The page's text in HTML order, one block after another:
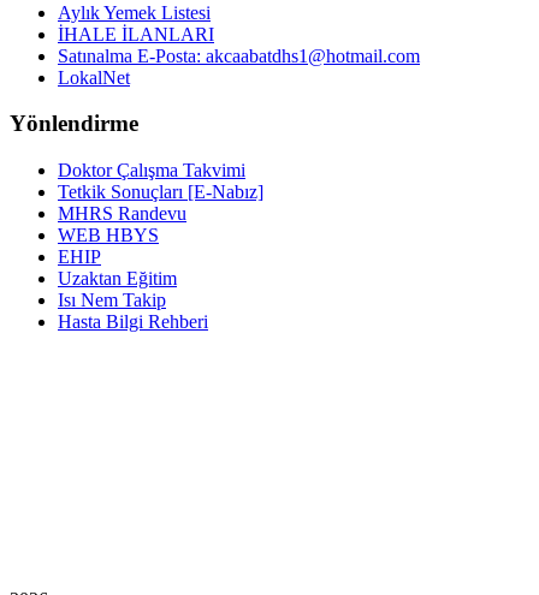
Aylık Yemek Listesi
İHALE İLANLARI
Satınalma E-Posta: akcaabatdhs1@hotmail.com
LokalNet
Yönlendirme
Doktor Çalışma Takvimi
Tetkik Sonuçları [E-Nabız]
MHRS Randevu
WEB HBYS
EHIP
Uzaktan Eğitim
Isı Nem Takip
Hasta Bilgi Rehberi